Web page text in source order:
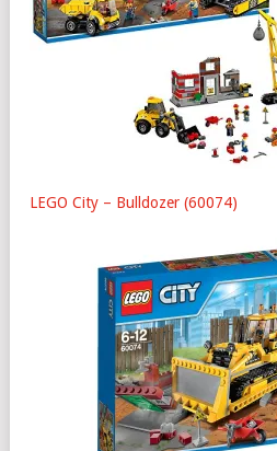
LEGO City – Bulldozer (60074)